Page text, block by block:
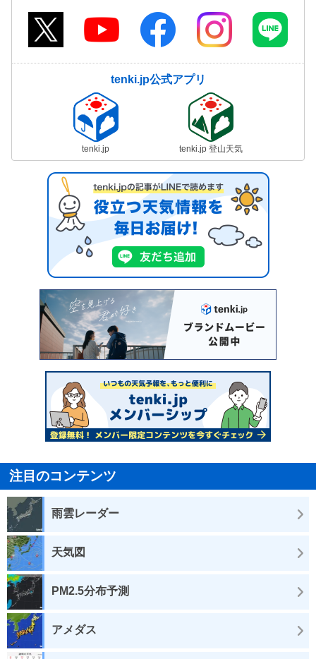
tenki.jp公式アプリ
tenki.jp tenki.jp 登山天気
注目のコンテンツ
雨雲レーダー
天気図
PM2.5分布予測
アメダス